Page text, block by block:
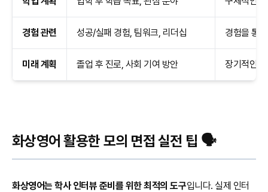
경험 관련 성공/실패 경험, 팀워크, 리더십 경험을 통
미래 계획 졸업 후 진로, 사회 기여 방안 장기적인
화상영어 활용한 모의 면접 실전 팁 🗣️
화상영어는 학사 인터뷰 준비를 위한 최적의 도구입니다. 실제 인터